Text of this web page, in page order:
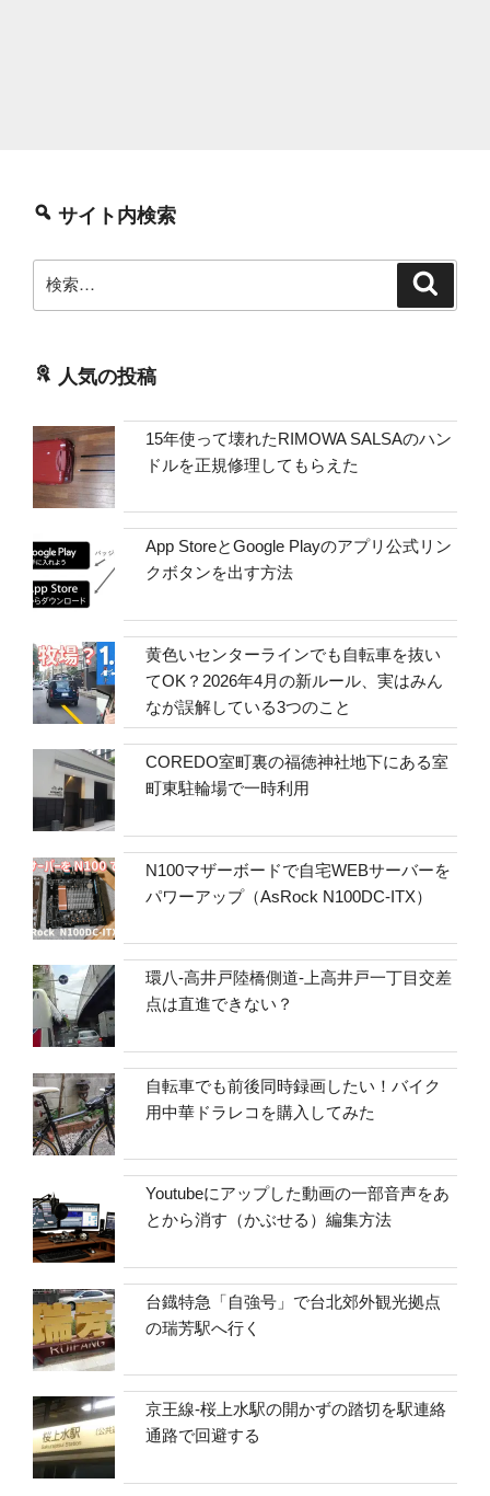
サイト内検索
索:
人気の投稿
15年使って壊れたRIMOWA SALSAのハン
ドルを正規修理してもらえた
App StoreとGoogle Playのアプリ公式リン
クボタンを出す方法
黄色いセンターラインでも自転車を抜い
てOK？2026年4月の新ルール、実はみん
なが誤解している3つのこと
COREDO室町裏の福徳神社地下にある室
町東駐輪場で一時利用
N100マザーボードで自宅WEBサーバーを
パワーアップ（AsRock N100DC-ITX）
環八-高井戸陸橋側道-上高井戸一丁目交差
点は直進できない？
自転車でも前後同時録画したい！バイク
用中華ドラレコを購入してみた
Youtubeにアップした動画の一部音声をあ
とから消す（かぶせる）編集方法
台鐡特急「自強号」で台北郊外観光拠点
の瑞芳駅へ行く
京王線-桜上水駅の開かずの踏切を駅連絡
通路で回避する